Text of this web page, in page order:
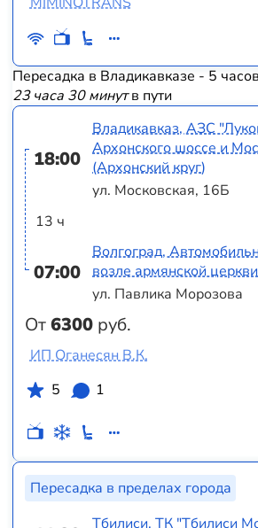
Пересадка в Владикавказе - 5 часов
23 часа 30 минутв пути
18:00
13 ч
07:00
От6300 руб.
Владикавказ, АЗС
Архонского шоссе и
(Архонский круг)
ул. Московская, 16Б
Волгоград,
возле армянской церкви
ул. Павлика Морозова
ИП Оганесян В.К.
5
1
Пересадка в пределах города
Тбилиси, ТК "Тбилиси